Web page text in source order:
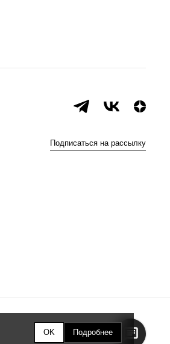
Подписаться на рассылку
OK Подробнее